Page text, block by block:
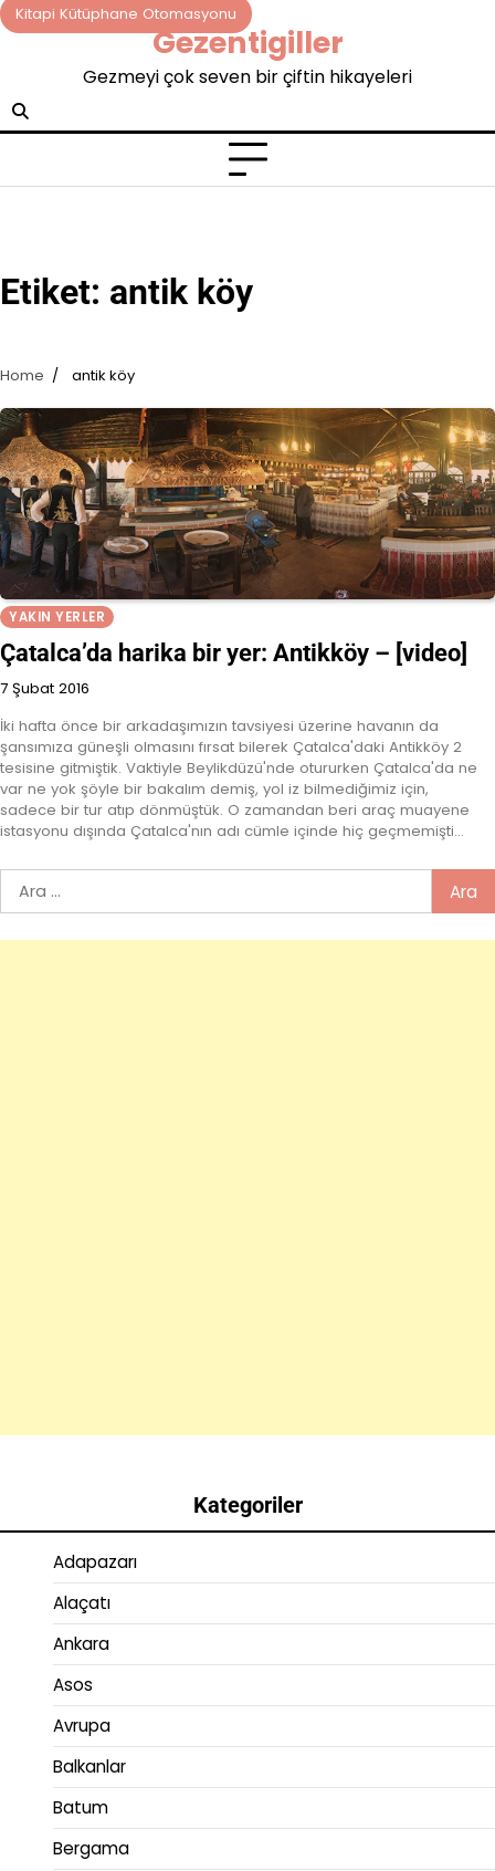
Skip
to
Kitapi Kütüphane Otomasyonu
Gezentigiller
Gezmeyi çok seven bir çiftin hikayeleri
Etiket: antik köy
Home antik köy
YAKIN YERLER
Çatalca’da harika bir yer: Antikköy – [video]
7 Şubat 2016
İki hafta önce bir arkadaşımızın tavsiyesi üzerine havanın da
şansımıza güneşli olmasını fırsat bilerek Çatalca'daki Antikköy 2
tesisine gitmiştik. Vaktiyle Beylikdüzü'nde otururken Çatalca'da ne
var ne yok şöyle bir bakalım demiş, yol iz bilmediğimiz için,
sadece bir tur atıp dönmüştük. O zamandan beri araç muayene
istasyonu dışında Çatalca'nın adı cümle içinde hiç geçmemişti…
Arama:
Kategoriler
Adapazarı
Alaçatı
Ankara
Asos
Avrupa
Balkanlar
Batum
Bergama